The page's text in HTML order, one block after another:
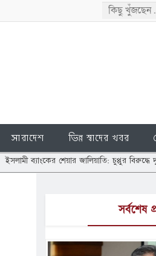
সারাদেশ ভিন্ন স্বাদের খবর
শেয়ার জালিয়াতি: চুপ্পুর বিরুদ্ধে দুদককে
সর্বশেষ